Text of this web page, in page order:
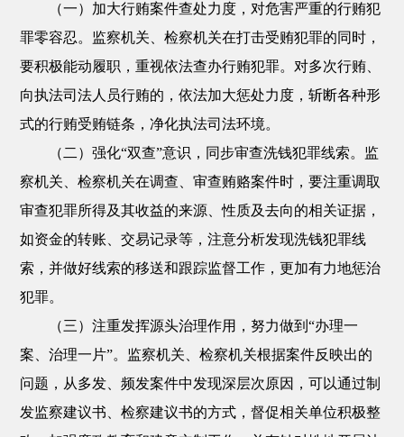
（一）加大行贿案件查处力度，对危害严重的行贿犯
罪零容忍。监察机关、检察机关在打击受贿犯罪的同时，
要积极能动履职，重视依法查办行贿犯罪。对多次行贿、
向执法司法人员行贿的，依法加大惩处力度，斩断各种形
式的行贿受贿链条，净化执法司法环境。
（二）强化“双查”意识，同步审查洗钱犯罪线索。监
察机关、检察机关在调查、审查贿赂案件时，要注重调取
审查犯罪所得及其收益的来源、性质及去向的相关证据，
如资金的转账、交易记录等，注意分析发现洗钱犯罪线
索，并做好线索的移送和跟踪监督工作，更加有力地惩治
犯罪。
（三）注重发挥源头治理作用，努力做到“办理一
案、治理一片”。监察机关、检察机关根据案件反映出的
问题，从多发、频发案件中发现深层次原因，可以通过制
发监察建议书、检察建议书的方式，督促相关单位积极整